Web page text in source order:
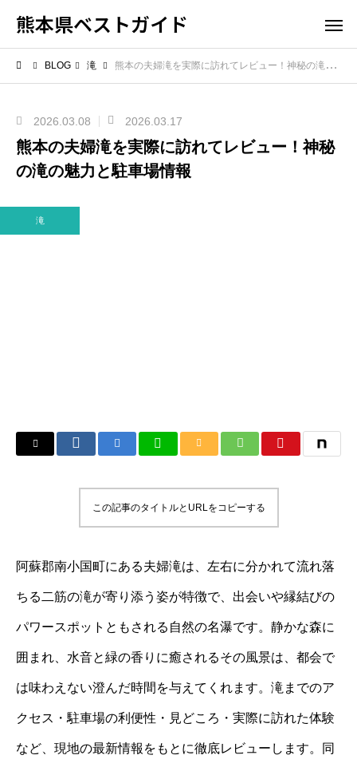
熊本県ベストガイド
BLOG 滝 熊本の夫婦滝を実際に訪れてレビュー！神秘の滝の魅力と駐車場情報
2026.03.08 2026.03.17
熊本の夫婦滝を実際に訪れてレビュー！神秘
の滝の魅力と駐車場情報
滝
この記事のタイトルとURLをコピーする
阿蘇郡南小国町にある夫婦滝は、左右に分かれて流れ落
ちる二筋の滝が寄り添う姿が特徴で、出会いや縁結びの
パワースポットともされる自然の名瀑です。静かな森に
囲まれ、水音と緑の香りに癒されるその風景は、都会で
は味わえない澄んだ時間を与えてくれます。滝までのア
クセス・駐車場の利便性・見どころ・実際に訪れた体験
など、現地の最新情報をもとに徹底レビューします。同